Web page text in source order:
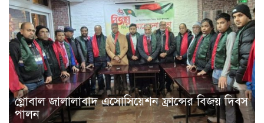
গ্লোবাল জালালাবাদ এসোসিয়েশন ফ্রান্সের বিজয় দিবস
পালন